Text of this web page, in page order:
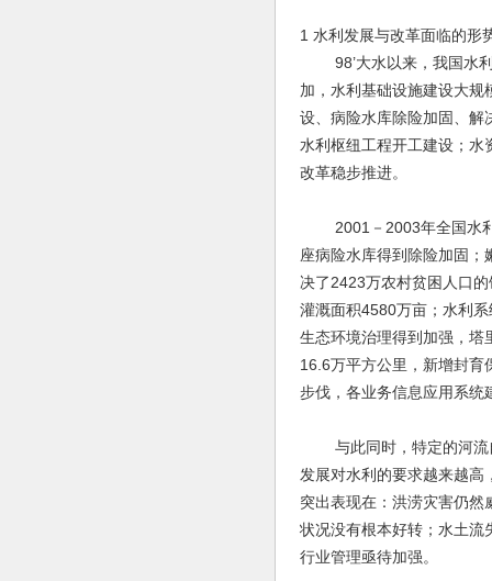
1 水利发展与改革面临的形
98’大水以来，我国水利
加，水利基础设施建设大
设、病险水库除险加固、解
水利枢纽工程开工建设；水
改革稳步推进。
2001－2003年全国水利
座病险水库得到除险加固
决了2423万农村贫困人口
灌溉面积4580万亩；水利
生态环境治理得到加强，塔
16.6万平方公里，新增封育
步伐，各业务信息应用系统
与此同时，特定的河流自
发展对水利的要求越来越
突出表现在：洪涝灾害仍
状况没有根本好转；水土流
行业管理亟待加强。